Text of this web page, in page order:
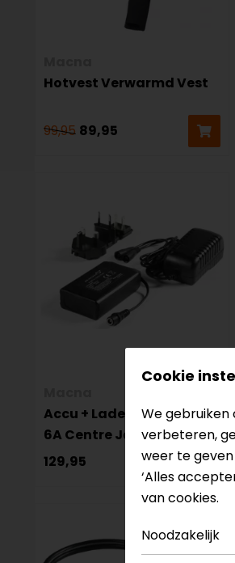
Hotvest Verwarmd Vest
99,95 89,95
Accu + Lader Macna, 12V
6A Centre Jas/Broek
129,95
Cookie
We
verbeteren,
weer te
‘Alles
van cookies.
Noodzakelijk